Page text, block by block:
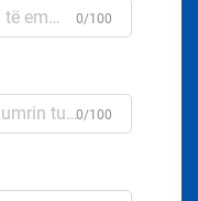
0/100
0/100